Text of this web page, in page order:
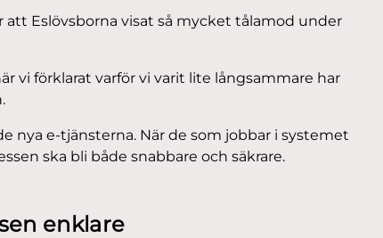
att Eslövsborna visat så mycket tålamod under
vi förklarat varför vi varit lite långsammare har
nya e-tjänsterna. När de som jobbar i systemet
ska bli både snabbare och säkrare.
enklare